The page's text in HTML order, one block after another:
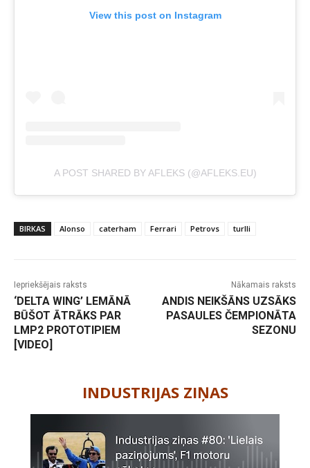
View this post on Instagram
A POST SHARED BY AFLEKS (@AFLEKS.EU)
BIRKAS Alonso caterham Ferrari Petrovs turlli
Iepriekšējais raksts
‘DELTA WING’ LEMĀNĀ
BŪŠOT ĀTRĀKS PAR
LMP2 PROTOTIPIEM
[VIDEO]
Nākamais raksts
ANDIS NEIKŠĀNS UZSĀKS
PASAULES ČEMPIONĀTA
SEZONU
INDUSTRIJAS ZIŅAS